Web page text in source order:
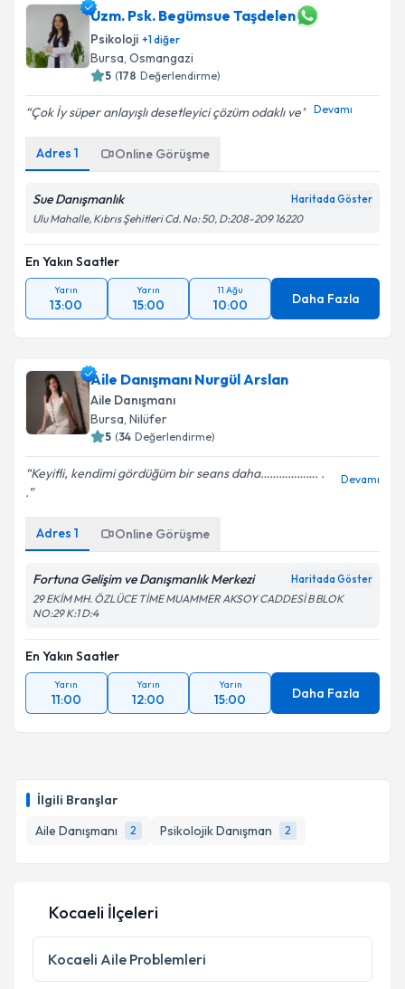
İlgili Branşlar
Aile Danışmanı
2 Psikolojik Danışman 2
Uzm. Psk. Begümsue Taşdelen
Psikoloji +1diğer
Bursa, Osmangazi
5 (178 Değerlendirme)
Çok İy süper anlayışlı desetleyici çözüm odaklı ve Devamı
Adres 1 Online Görüşme
Sue Danışmanlık Haritada Göster
Ulu Mahalle, Kıbrıs Şehitleri Cd. No: 50, D:208-209 16220
En Yakın Saatler
Yarın
13:00
Yarın
15:00
11 Ağu
10:00 Daha Fazla
Aile Danışmanı Nurgül Arslan
Aile Danışmanı
Bursa, Nilüfer
5 (34 Değerlendirme)
Keyifli, kendimi gördüğüm bir seans daha………………. .
.
Devamı
Adres 1 Online Görüşme
Fortuna Gelişim ve Danışmanlık Merkezi Haritada Göster
29 EKİM MH. ÖZLÜCE TİME MUAMMER AKSOY CADDESİ B BLOK
NO:29 K:1 D:4
En Yakın Saatler
Yarın
11:00
Yarın
12:00
Yarın
15:00 Daha Fazla
Kocaeli İlçeleri
Kocaeli Aile Problemleri